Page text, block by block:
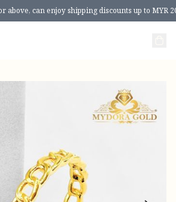
above, can enjoy shipping discounts up to MYR